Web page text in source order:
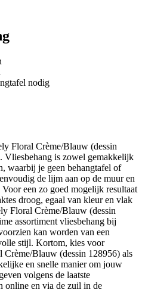
nodig
Floral Crème/Blauw (dessin
Vliesbehang is zowel gemakkelijk
waarbij je geen behangtafel of
de lijm aan op de muur en
een zo goed mogelijk resultaat
droog, egaal van kleur en vlak
Floral Crème/Blauw (dessin
assortiment vliesbehang bij
kan worden van een
stijl. Kortom, kies voor
Crème/Blauw (dessin 128956) als
en snelle manier om jouw
volgens de laatste
online en via de zuil in de